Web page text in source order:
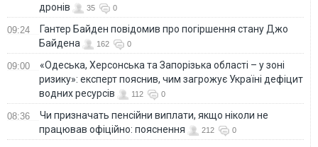
дронів
35 0
09:24
Гантер Байден повідомив про погіршення стану Джо
Байдена
162 0
09:00
«Одеська, Херсонська та Запорізька області – у зоні
ризику»: експерт пояснив, чим загрожує Україні дефіцит
водних ресурсів
112 0
08:36
Чи призначать пенсійни виплати, якщо ніколи не
працював офіційно: пояснення
212 0